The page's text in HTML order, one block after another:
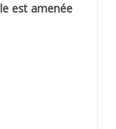
est amenée